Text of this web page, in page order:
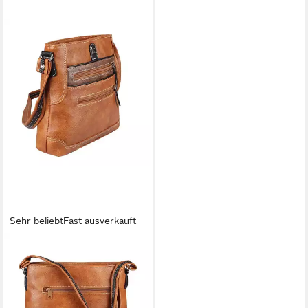
Sehr beliebtFast ausverkauft
Schultertasche Damen Tasche
Umhängetasche CrossBody
Schultertasche CrossOver,